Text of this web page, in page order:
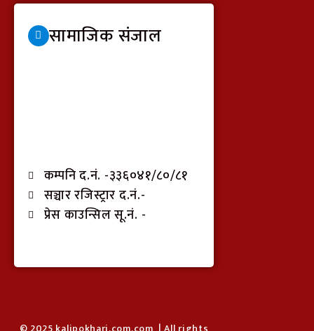
सामाजिक संजाल
कम्पनि द.नं. -३३६०४१/८०/८१
सञ्चार रजिस्ट्रार द.नं.-
प्रेस काउन्सिल सू.नं. -